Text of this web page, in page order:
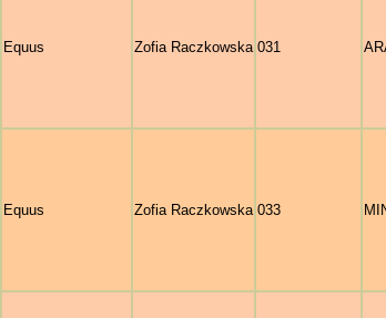
Equus Zofia Raczkowska 031
Equus Zofia Raczkowska 033